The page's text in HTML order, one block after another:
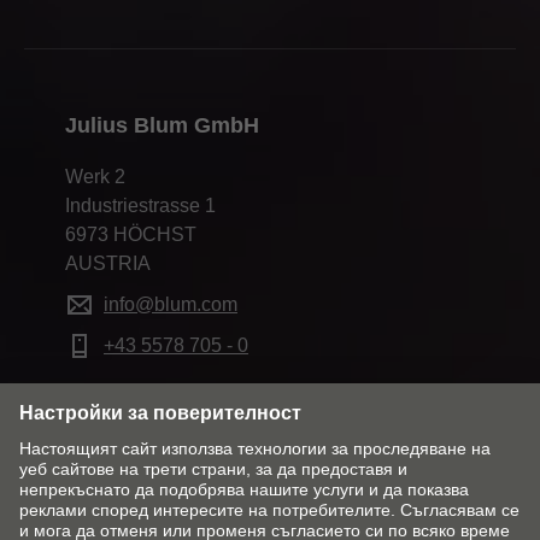
Julius Blum GmbH
Werk 2
Industriestrasse 1
6973 HÖCHST
AUSTRIA
info@blum.com
+43 5578 705 - 0
Промяна на пазар & език
Контакт Импресум